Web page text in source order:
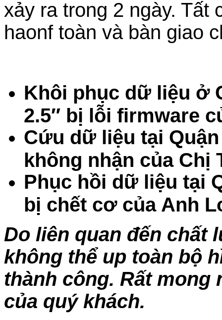
xảy ra trong 2 ngày.
haonf toàn và bàn giao
Khôi phục dữ liệu ở
2.5″ bị lỗi firmware
Cứu dữ liệu tại
không nhận của Chị
Phục hồi dữ liệu tại
bị chết cơ của Anh
Do liên quan đến chất
không thể up toàn bộ
thành công. Rất
của quý khách.